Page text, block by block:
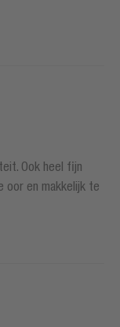
Ook heel fijn
oor en makkelijk te